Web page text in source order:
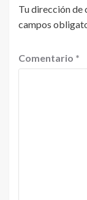
Tu dirección de
campos
Comentario *